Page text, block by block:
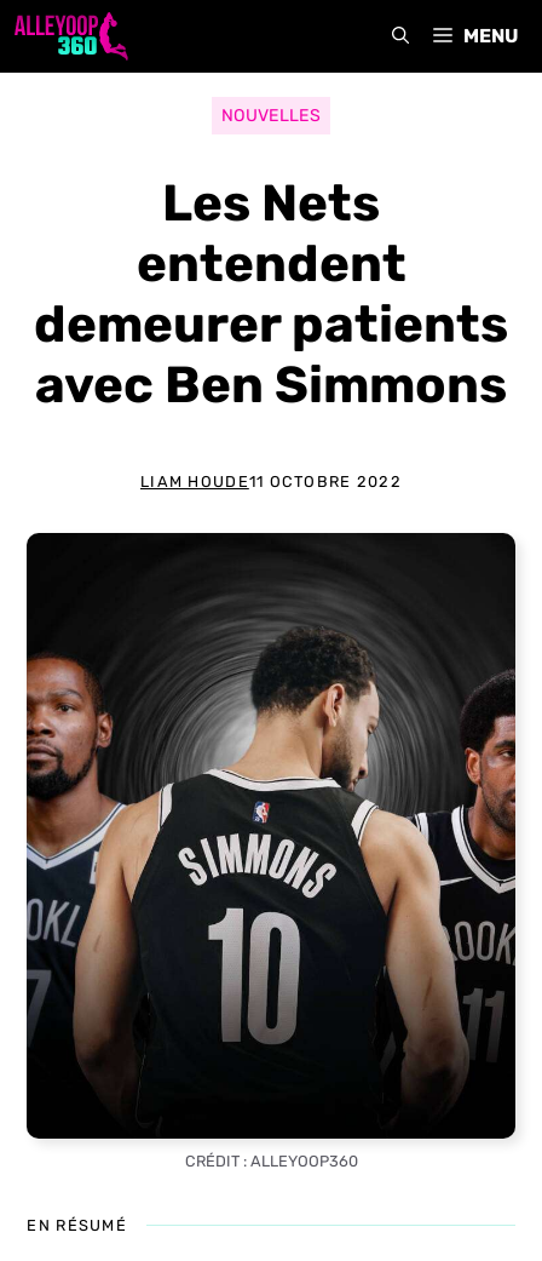
Aller
MENU
NOUVELLES
Les Nets
entendent
demeurer patients
avec Ben Simmons
LIAM HOUDE11 OCTOBRE 2022
CRÉDIT : ALLEYOOP360
EN RÉSUMÉ